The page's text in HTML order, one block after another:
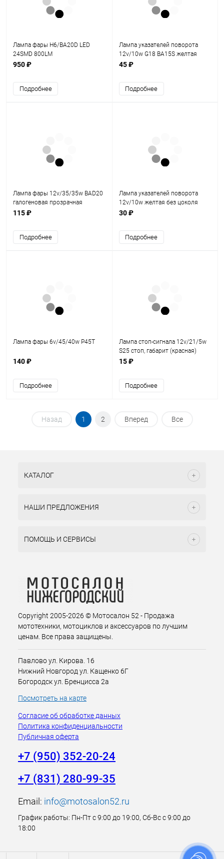
Лампа фары H6/BA20D LED
24SMD 800LM
950 ₽
Подробнее
Лампа указателей поворота
12v/10w G18 ВА15S желтая
45 ₽
Подробнее
Лампа фары 12v/35/35w BAD20
галогеновая прозрачная
115 ₽
Подробнее
Лампа указателей поворота
12v/10w желтая без цоколя
30 ₽
Подробнее
Лампа фары 6v/45/40w P45T
140 ₽
Подробнее
Лампа стоп-сигнала 12v/21/5w
S25 стоп, габарит (красная)
двухконактная
15 ₽
Подробнее
Назад 1 2 Вперед Все
КАТАЛОГ
НАШИ ПРЕДЛОЖЕНИЯ
ПОМОЩЬ И СЕРВИСЫ
Copyright 2005-2026 © Мотосалон 52 - Продажа
мототехники, мотоциклов и аксессуаров по лучшим
ценам. Все права защищены.
Павлово ул. Кирова. 16
Нижний Новгород ул. Кащенко 6Г
Богородск ул. Бренцисса 2а
Посмотреть на карте
Согласие об обработке данных
Политика конфиденциальности
Публичная оферта
+7 (950) 352-20-24
+7 (831) 280-99-35
Email: info@motosalon52.ru
График работы: Пн-Пт с 9:00 до 19:00, Сб-Вс с 9:00 до
18:00